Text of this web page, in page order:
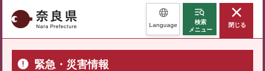
奈良県 Language
検索
メニュー
閉じる
緊急・災害情報